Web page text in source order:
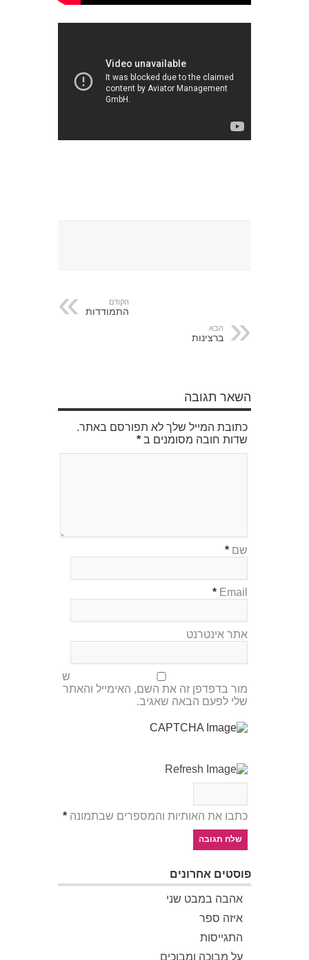
הקודם
התמודדות
הבא
ברצינות
השאר תגובה
כתובת המייל שלך לא תפורסם באתר.
שדות חובה מסומנים ב *
שם *
Email
*
אתר אינטרנט
ש
מור בדפדפן זה את השם, האימייל והאתר
שלי לפעם הבאה שאגיב.
כתבו את האותיות והמספרים שבתמונה *
פוסטים אחרונים
אהבה במבט שני
איזה ספר
התגייסות
על מבוכה ומבוכים